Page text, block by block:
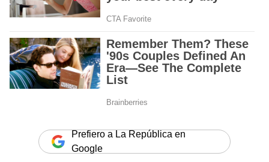
Prefiero a La República en
Google